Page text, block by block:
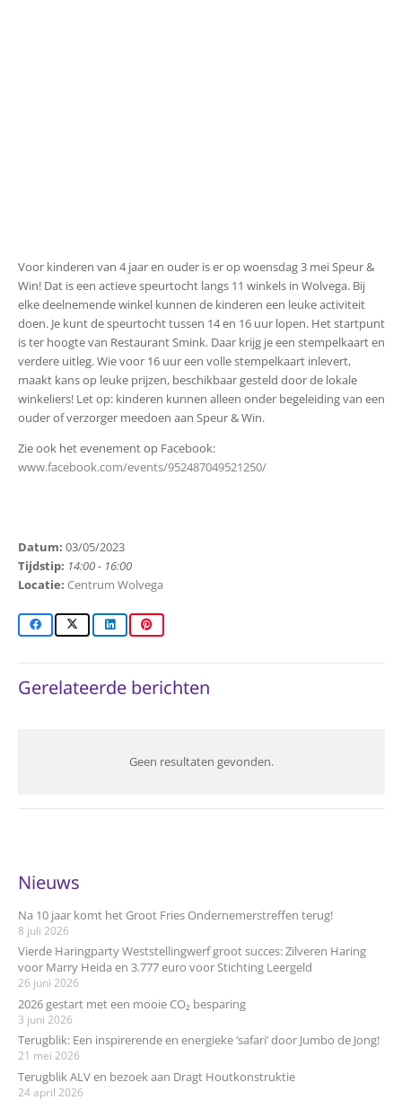
Voor kinderen van 4 jaar en ouder is er op woensdag 3 mei Speur &
Win! Dat is een actieve speurtocht langs 11 winkels in Wolvega. Bij
elke deelnemende winkel kunnen de kinderen een leuke activiteit
doen. Je kunt de speurtocht tussen 14 en 16 uur lopen. Het startpunt
is ter hoogte van Restaurant Smink. Daar krijg je een stempelkaart en
verdere uitleg. Wie voor 16 uur een volle stempelkaart inlevert,
maakt kans op leuke prijzen, beschikbaar gesteld door de lokale
winkeliers! Let op: kinderen kunnen alleen onder begeleiding van een
ouder of verzorger meedoen aan Speur & Win.
Zie ook het evenement op Facebook:
www.facebook.com/events/952487049521250/
Datum: 03/05/2023
Tijdstip: 14:00 - 16:00
Locatie: Centrum Wolvega
Gerelateerde berichten
Geen resultaten gevonden.
Nieuws
Na 10 jaar komt het Groot Fries Ondernemerstreffen terug!
8 juli 2026
Vierde Haringparty Weststellingwerf groot succes: Zilveren Haring
voor Marry Heida en 3.777 euro voor Stichting Leergeld
26 juni 2026
2026 gestart met een mooie CO₂ besparing
3 juni 2026
Terugblik: Een inspirerende en energieke ‘safari’ door Jumbo de Jong!
21 mei 2026
Terugblik ALV en bezoek aan Dragt Houtkonstruktie
24 april 2026